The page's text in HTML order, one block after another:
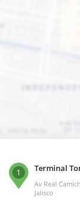
1 Terminal
Av Real
Jalisco